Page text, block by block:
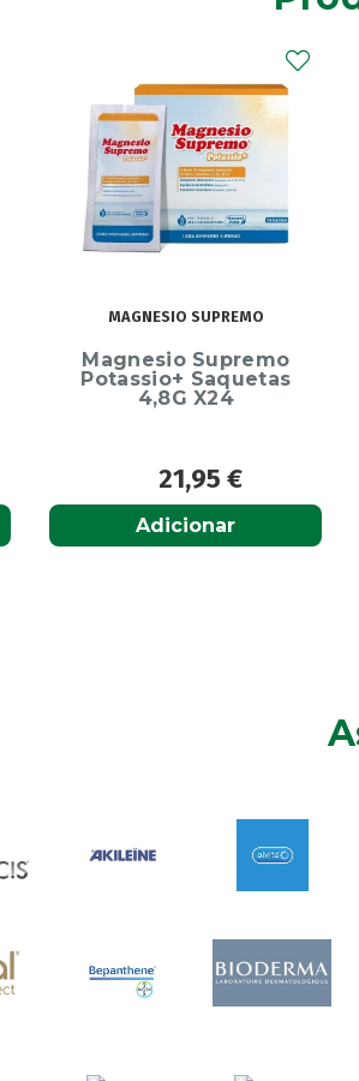
MAGNESIO SUPREMO
Magnesio Supremo
Potassio+ Saquetas
4,8G X24
21,95€
Adicionar